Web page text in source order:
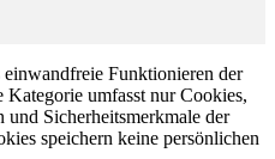
Funktionieren der
umfasst nur Cookies,
Sicherheitsmerkmale der
speichern keine persönlichen